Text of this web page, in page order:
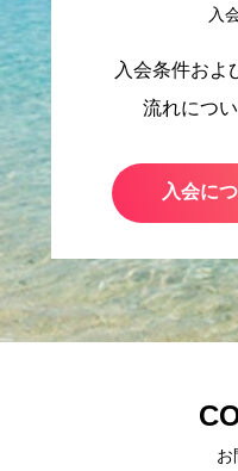
入
入会条件およ
流れにつ
入会に
お